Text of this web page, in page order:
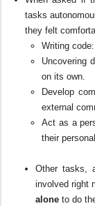
tasks
they felt
Writing
Uncovering
on its own.
Develop
external
Act as a
their
Other tasks,
involved right
alone to do